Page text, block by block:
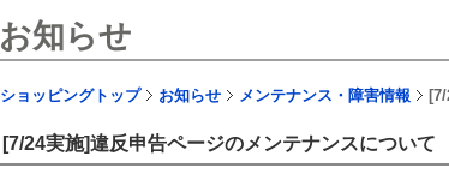
お知らせ
ショッピングトップ お知らせ メンテナンス・障害情報 [7/
[7/24実施]違反申告ページのメンテナンスについて